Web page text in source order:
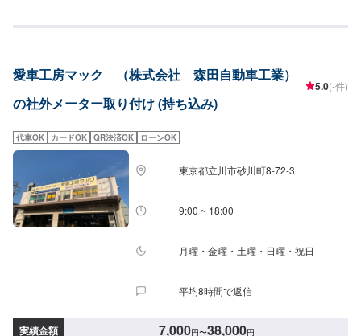
も、ご安心ください。◾国産車はもちろん、輸入車も修理経験豊富！<パーツ
てお車の車検証を添付いただくとスムーズにご案内が可能です。詳しくはご
入庫の際にご相談ください！【1】オファーにてお問い合わせ【2】お見積り
【3】お見積りにご納得いただければ作業開始【4】仕上がり次第納車【代車
タッフが責任をもってお受けします。お車の作業中は代車をご利用くださ
い。※代車の燃料代はお客様にご負担いただいております。【定休日・営業時
間】定休日：日曜、祭日、第二土曜日営業時間：8:30〜17:30※看板犬が事務
所内におりますので、重度の犬アレルギーの方はお気をつけください。ま
た、お客様が来店なさった際に少し吠えることがございます。ご了承いただ
けますと幸いです。
愛車工房マック （株式会社 森田自動車工業）
の社外メーター取り付け (持ち込み)
5.0(-件)
代車OK カードOK QR決済OK ローンOK
東京都立川市砂川町8-72-3
9:00 ~ 18:00
月曜・金曜・土曜・日曜・祝日
平均8時間で返信
実績金額 7,000円〜38,000円